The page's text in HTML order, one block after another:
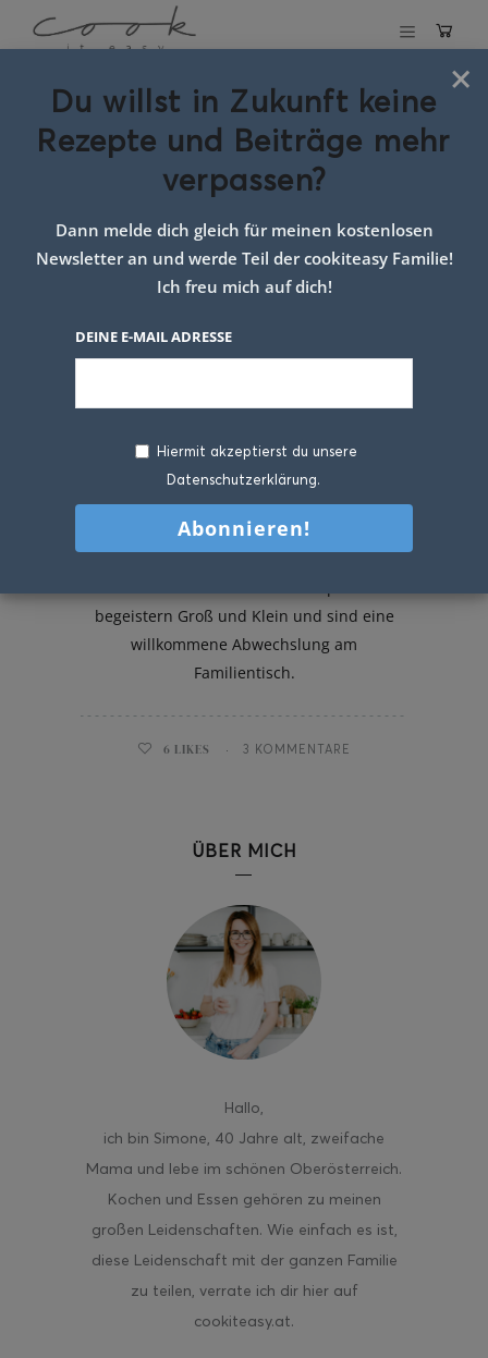
Schlagwort:rote
beete
Rote Rüben Spätzle mit Bergkäse
begeistern Groß und Klein und sind eine
willkommene Abwechslung am
Familientisch.
6 LIKES 3 KOMMENTARE
ÜBER MICH
Hallo,
ich bin Simone, 40 Jahre alt, zweifache
Mama und lebe im schönen Oberösterreich.
Kochen und Essen gehören zu meinen
großen Leidenschaften. Wie einfach es ist,
diese Leidenschaft mit der ganzen Familie
zu teilen, verrate ich dir hier auf
cookiteasy.at.
×
Du willst in Zukunft keine
Rezepte und Beiträge mehr
verpassen?
Dann melde dich gleich für meinen kostenlosen
Newsletter an und werde Teil der cookiteasy Familie!
Ich freu mich auf dich!
DEINE E-MAIL ADRESSE
Hiermit akzeptierst du unsere
Datenschutzerklärung.